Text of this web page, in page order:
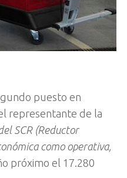
puesto en
representante de la
SCR (Reductor
como operativa,
próximo el 17.280